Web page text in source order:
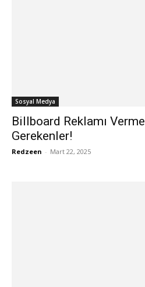
Sosyal Medya
Billboard Reklamı
Gerekenler!
Redzeen - Mart 22, 2025